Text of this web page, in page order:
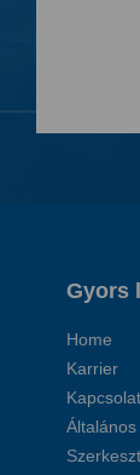
Gyors
Home
Karrier
Kapcsolat